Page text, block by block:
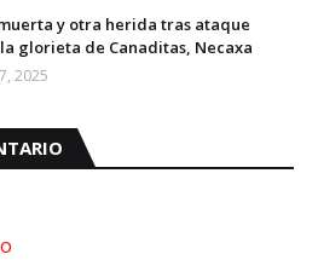
y otra herida tras ataque
glorieta de Canaditas, Necaxa
2025